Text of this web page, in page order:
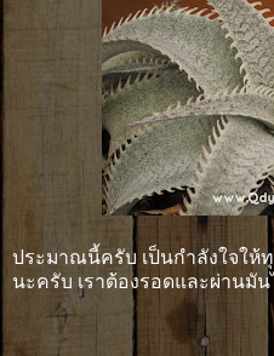
ประมาณนี้ครับ เป็นกำลังใจให้
นะครับ เราต้องรอดและผ่านมัน